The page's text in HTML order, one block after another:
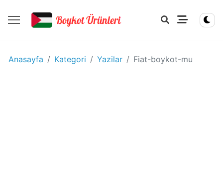
YIYECEK
Anasayfa Kategori Yazilar Fiat-boykot-mu